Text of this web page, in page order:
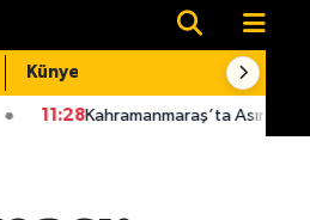
Künye
Asırlık Gelenek! Kışın